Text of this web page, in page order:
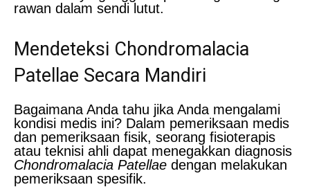
rawan dalam sendi lutut.
Mendeteksi Chondromalacia
Patellae Secara Mandiri
Bagaimana Anda tahu jika Anda mengalami
kondisi medis ini? Dalam pemeriksaan medis
dan pemeriksaan fisik, seorang fisioterapis
atau teknisi ahli dapat menegakkan diagnosis
Chondromalacia Patellae dengan melakukan
pemeriksaan spesifik.